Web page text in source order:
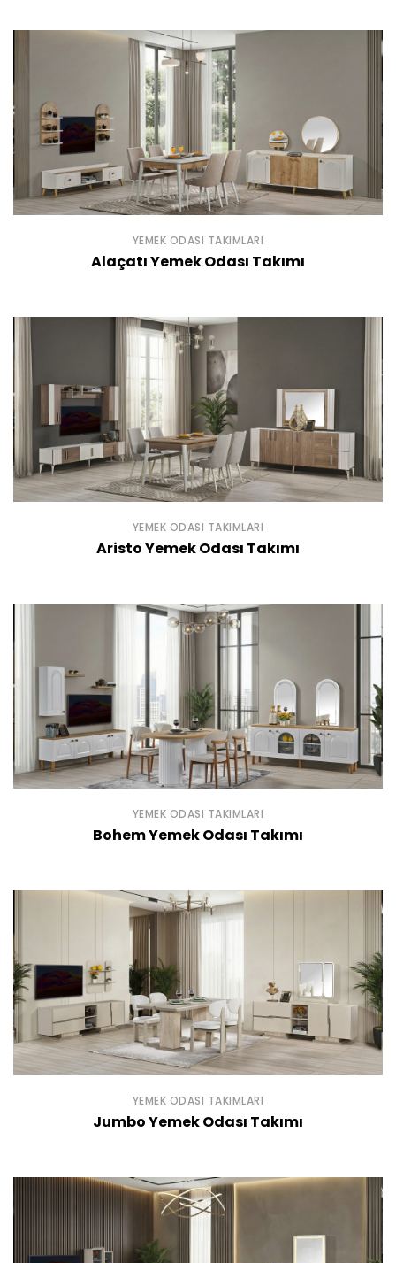
YEMEK ODASI TAKIMLARI
Alaçatı Yemek Odası Takımı
YEMEK ODASI TAKIMLARI
Aristo Yemek Odası Takımı
YEMEK ODASI TAKIMLARI
Bohem Yemek Odası Takımı
YEMEK ODASI TAKIMLARI
Jumbo Yemek Odası Takımı